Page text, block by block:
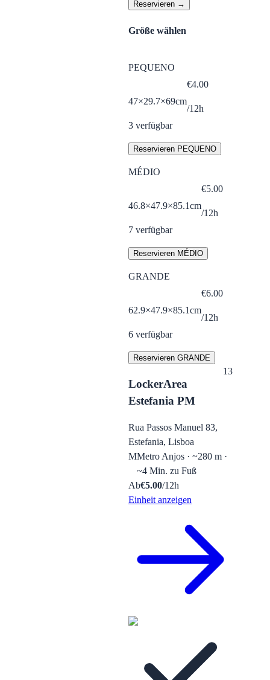
Reservieren →
Größe wählen
PEQUENO
47×29.7×69cm
3 verfügbar
€4.00
/12h
Reservieren PEQUENO
MÉDIO
46.8×47.9×85.1cm
7 verfügbar
€5.00
/12h
Reservieren MÉDIO
GRANDE
62.9×47.9×85.1cm
6 verfügbar
€6.00
/12h
Reservieren GRANDE
LockerArea
Estefania PM
13
Rua Passos Manuel 83,
Estefania, Lisboa
MMetro Anjos · ~280 m ·
~4 Min. zu Fuß
Ab€5.00/12h
Einheit anzeigen